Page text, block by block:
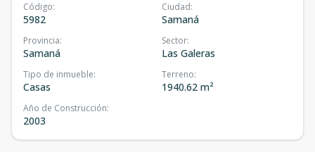
Código:
5982
Ciudad:
Samaná
Provincia:
Samaná
Sector:
Las Galeras
Tipo de inmueble:
Casas
Terreno:
1940.62 m²
Año de Construcción:
2003